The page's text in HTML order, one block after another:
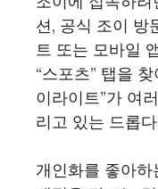
션, 공식 조이 방
트 또는 모바일
“스포츠” 탭을
이라이트”가 여
리고 있는 드롭
개인화를 좋아